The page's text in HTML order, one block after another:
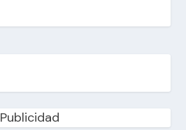
Publicidad